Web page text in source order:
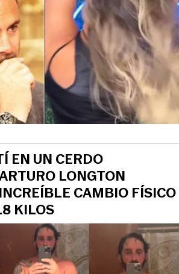
EN UN CERDO
LONGTON
CAMBIO FÍSICO
KILOS